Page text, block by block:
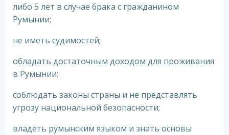
либо 5 лет в случае брака с гражданином
Румынии;
не иметь судимостей;
обладать достаточным доходом для проживания
в Румынии;
соблюдать законы страны и не представлять
угрозу национальной безопасности;
владеть румынским языком и знать основы